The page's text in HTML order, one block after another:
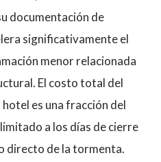
documentación de
significativamente el
menor relacionada
El costo total del
es una fracción del
a los días de cierre
directo de la tormenta.